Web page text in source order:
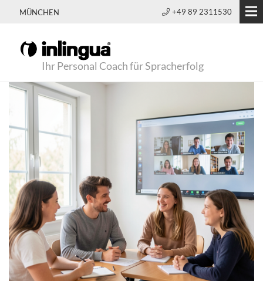
MÜNCHEN +49 89 2311530
Ihr Personal Coach für Spracherfolg